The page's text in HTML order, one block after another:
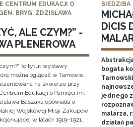
CENTRUM EDUKACJI O
BRYG. ZDZISŁAWA
ALE CZYM?” -
PLENEROWA
to tytuł wystawy
można oglądać w Tarnowie.
na skwerze przy
Edukacji o Pamięci im.
Baszaka opowiada o
Wojskowej Misji Zakupów
w latach 1919–1921.
SIEDZIBA
DICIS
bogata
jednego
malarza,
działań